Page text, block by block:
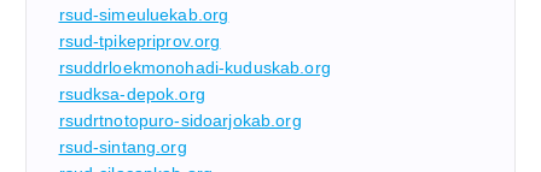
rsud-simeuluekab.org
rsud-tpikepriprov.org
rsuddrloekmonohadi-kuduskab.org
rsudksa-depok.org
rsudrtnotopuro-sidoarjokab.org
rsud-sintang.org